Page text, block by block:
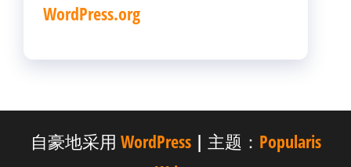
WordPress.org
自豪地采用 WordPress | 主题： Popularis